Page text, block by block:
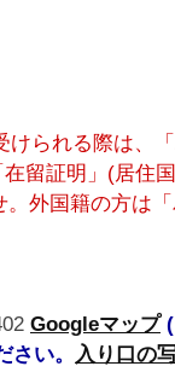
られる際は、「
留証明」(居住
外国籍の方は
Googleマップ
い。
入り口の